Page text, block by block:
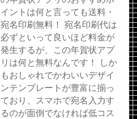
イントは何と言っても送料・
宛名印刷無料！ 宛名印刷代は
必ずといって良いほど料金が
発生するが、この年賀状アプ
リは何と無料なんです！ しか
もおしゃれでかわいいデザイ
ンテンプレートが豊富に揃っ
ており、スマホで宛名入力す
るのが面倒でなければ低コス